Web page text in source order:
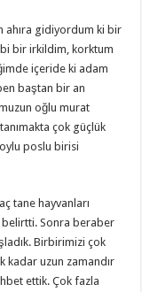
ahıra gidiyordum ki bir
bir irkildim, korktum
içeride ki adam
baştan bir an
oğlu murat
çok güçlük
poslu birisi
tane hayvanları
belirtti. Sonra beraber
Birbirimizi çok
kadar uzun zamandır
ettik. Çok fazla